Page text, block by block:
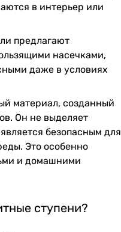
в интерьер или
предлагают
насечками,
даже в условиях
материал, созданный
Он не выделяет
безопасным для
Это особенно
и домашними
ступени?